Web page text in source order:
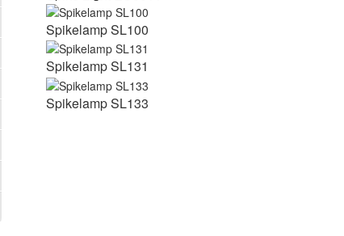
Spikelamp SL100
Spikelamp SL131
Spikelamp SL133